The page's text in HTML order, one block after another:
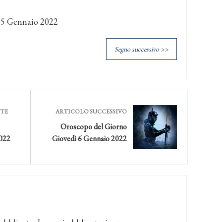
Gennaio 2022
Segno successivo >>
ARTICOLO SUCCESSIVO
Oroscopo del Giorno
Giovedì 6 Gennaio 2022